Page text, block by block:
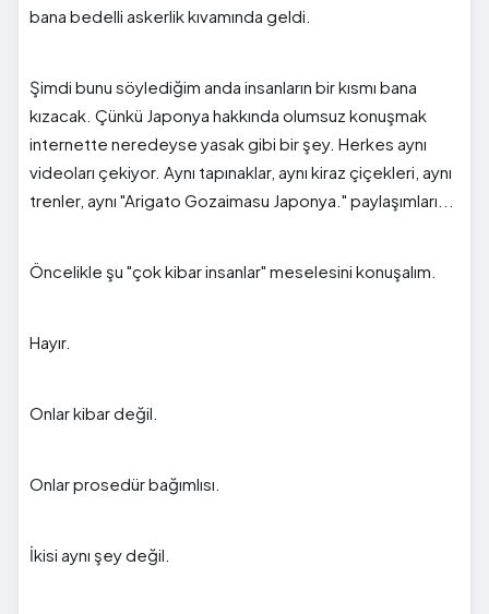
bana bedelli askerlik kıvamında geldi.
Şimdi bunu söylediğim anda insanların bir kısmı bana
kızacak. Çünkü Japonya hakkında olumsuz konuşmak
internette neredeyse yasak gibi bir şey. Herkes aynı
videoları çekiyor. Aynı tapınaklar, aynı kiraz çiçekleri, aynı
trenler, aynı "Arigato Gozaimasu Japonya." paylaşımları...
Öncelikle şu "çok kibar insanlar" meselesini konuşalım.
Hayır.
Onlar kibar değil.
Onlar prosedür bağımlısı.
İkisi aynı şey değil.